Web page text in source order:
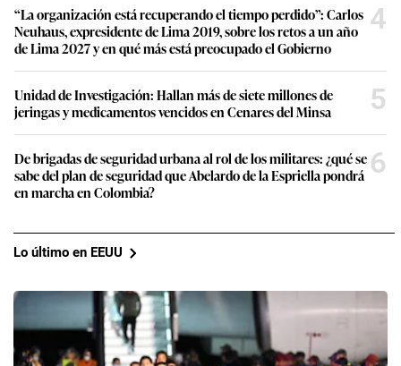
“La organización está recuperando el tiempo perdido”: Carlos
Neuhaus, expresidente de Lima 2019, sobre los retos a un año
de Lima 2027 y en qué más está preocupado el Gobierno
4
Unidad de Investigación: Hallan más de siete millones de
jeringas y medicamentos vencidos en Cenares del Minsa
5
De brigadas de seguridad urbana al rol de los militares: ¿qué se
sabe del plan de seguridad que Abelardo de la Espriella pondrá
en marcha en Colombia?
6
Lo último en EEUU